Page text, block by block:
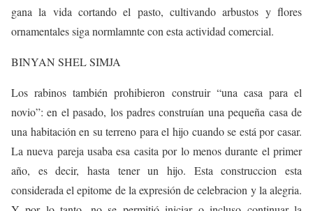
gana la vida cortando el pasto, cultivando arbustos y flores
ornamentales siga normlamnte con esta actividad comercial.
BINYAN SHEL SIMJA
Los rabinos también prohibieron construir “una casa para el
novio”: en el pasado, los padres construían una pequeña casa de
una habitación en su terreno para el hijo cuando se está por casar.
La nueva pareja usaba esa casita por lo menos durante el primer
año, es decir, hasta tener un hijo. Esta construccion esta
considerada el epitome de la expresión de celebracion y la alegria.